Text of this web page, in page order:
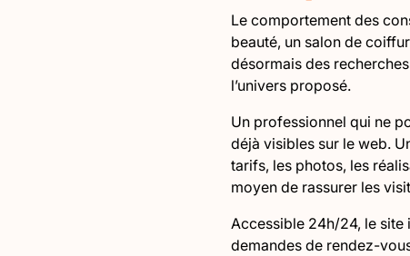
Le comportement des
beauté, un salon de
désormais des
l’univers proposé.
Un professionnel qui ne
déjà visibles sur le web.
tarifs, les photos, les
moyen de rassurer les
Accessible 24h/24, le
demandes de rendez-